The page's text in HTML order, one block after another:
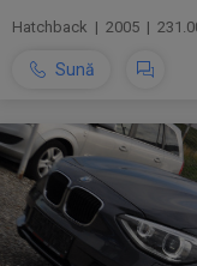
Hatchback | 2005 |
Sună